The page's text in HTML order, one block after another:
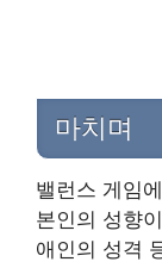
마치며
밸런스 게임
본인의 성향
애인의 성격